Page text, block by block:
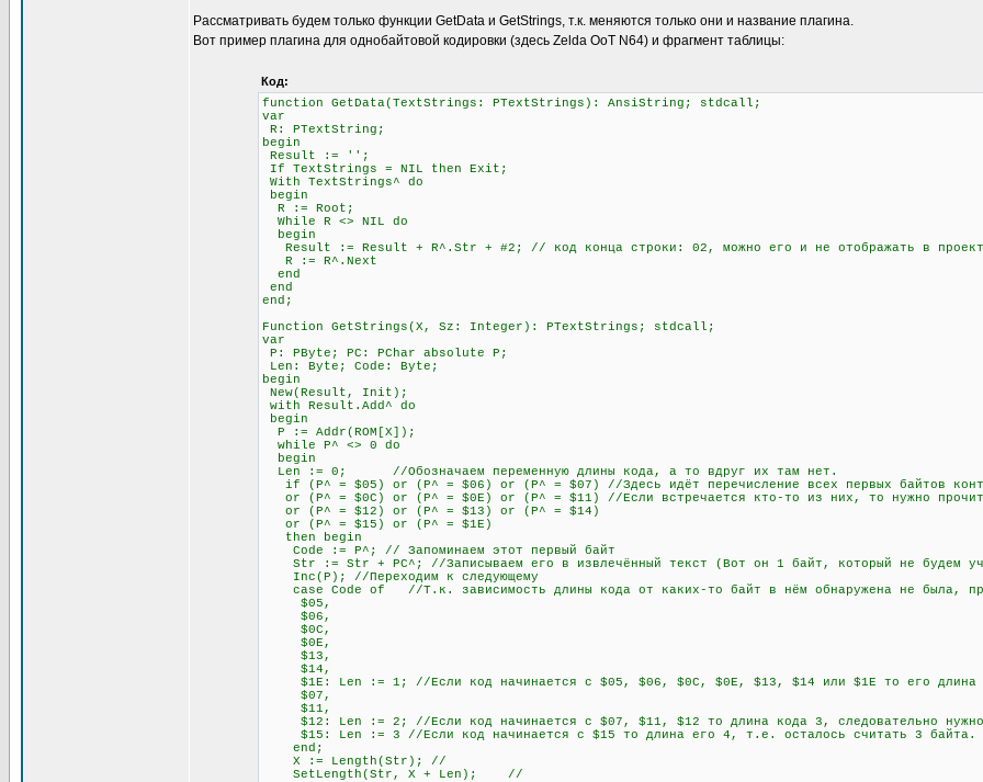
Рассматривать будем только функции GetData и GetStrings, т.к. меняются только они и название плагина.
Вот пример плагина для однобайтовой кодировки (здесь Zelda OoT N64) и фрагмент таблицы:
Код:
function GetData(TextStrings: PTextStrings): AnsiString; stdcall;
var
R: PTextString;
begin
Result := '';
If TextStrings = NIL then Exit;
With TextStrings^ do
begin
R := Root;
While R <> NIL do
begin
Result := Result + R^.Str + #2; // код конца строки: 02, можно его и не отображать в
R := R^.Next
end
end
end;
Function GetStrings(X, Sz: Integer): PTextStrings; stdcall;
var
P: PByte; PC: PChar absolute P;
Len: Byte; Code: Byte;
begin
New(Result, Init);
with Result.Add^ do
begin
P := Addr(ROM[X]);
while P^ <> 0 do
begin
Len := 0; //Обозначаем переменную длины кода, а то вдруг их там нет.
if (P^ = $05) or (P^ = $06) or (P^ = $07) //Здесь идёт перечисление всех первых байтов
or (P^ = $0C) or (P^ = $0E) or (P^ = $11) //Если встречается кто-то из них, то нужно
or (P^ = $12) or (P^ = $13) or (P^ = $14)
or (P^ = $15) or (P^ = $1E)
then begin
Code := P^; // Запоминаем этот первый байт
Str := Str + PC^; //Записываем его в извлечённый текст (Вот он 1 байт, который не будем
Inc(P); //Переходим к следующему
case Code of //Т.к. зависимость длины кода от каких-то байт в нём обнаружена не была,
$05,
$06,
$0C,
$0E,
$13,
$14,
$1E: Len := 1; //Если код начинается с $05, $06, $0C, $0E, $13, $14 или $1E то его длина 2
$07,
$11,
$12: Len := 2; //Если код начинается с $07, $11, $12 то длина кода 3, следовательно нужно
$15: Len := 3 //Если код начинается с $15 то длина его 4, т.е. осталось считать 3 байта.
end;
X := Length(Str); //
SetLength(Str, X + Len); //